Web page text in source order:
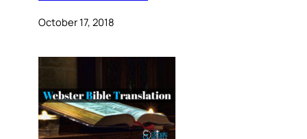
October 17, 2018